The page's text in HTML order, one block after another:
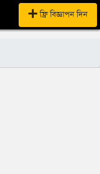
ফ্রি বিজ্ঞাপন দিন